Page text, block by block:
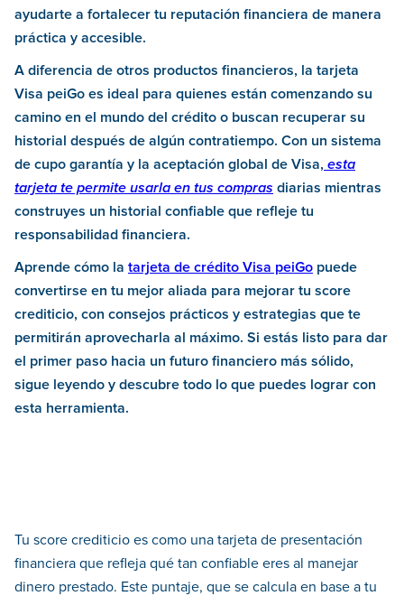
ayudarte a fortalecer tu reputación financiera de manera
práctica y accesible.
A diferencia de otros productos financieros, la tarjeta
Visa peiGo es ideal para quienes están comenzando su
camino en el mundo del crédito o buscan recuperar su
historial después de algún contratiempo. Con un sistema
de cupo garantía y la aceptación global de Visa, esta
tarjeta te permite usarla en tus compras diarias mientras
construyes un historial confiable que refleje tu
responsabilidad financiera.
Aprende cómo la tarjeta de crédito Visa peiGo puede
convertirse en tu mejor aliada para mejorar tu score
crediticio, con consejos prácticos y estrategias que te
permitirán aprovecharla al máximo. Si estás listo para dar
el primer paso hacia un futuro financiero más sólido,
sigue leyendo y descubre todo lo que puedes lograr con
esta herramienta.
Tu score crediticio es como una tarjeta de presentación
financiera que refleja qué tan confiable eres al manejar
dinero prestado. Este puntaje, que se calcula en base a tu